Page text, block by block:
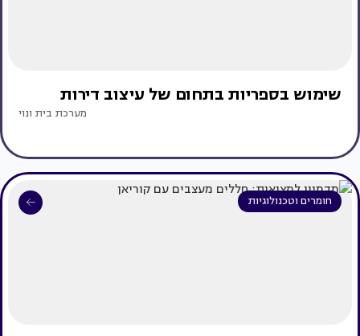
שימוש בספריות בתחום של עיצוב דירות
מערכת בית ונוי
חומרים וטכנולוגיות